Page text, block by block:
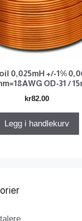
0,025mH +/-1%
OD-31 /
kr82.00
Legg i handlekurv